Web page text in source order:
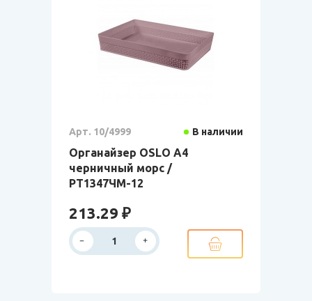
Арт. 10/4999 В наличии
Органайзер OSLO А4
черничный морс /
РТ1347ЧМ-12
213.29 ₽